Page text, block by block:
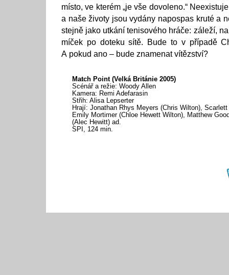
místo, ve kterém „je vše dovoleno.“
a naše životy jsou vydány napospas kruté a
stejně jako utkání tenisového hráče: záleží,
míček po doteku sítě. Bude to v případě
A pokud ano – bude znamenat vítězství?
Match Point (Velká Británie 2005)
Scénář a režie: Woody Allen
Kamera: Remi Adefarasin
Střih: Alisa Lepserter
Hrají: Jonathan Rhys Meyers (Chris Wilton),
Emily Mortimer (Chloe Hewett Wilton), Matthew
(Alec Hewitt) ad.
SPI, 124 min.